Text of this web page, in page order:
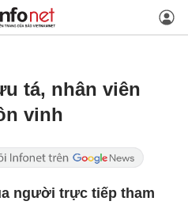
tá, nhân viên
vinh
người trực tiếp tham